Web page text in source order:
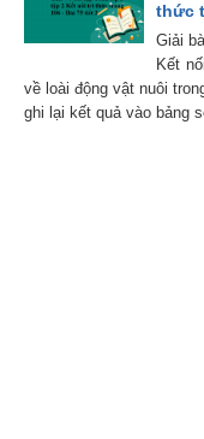
thức
Giải
Kết
về loài động vật nuôi
ghi lại kết quả vào bảng